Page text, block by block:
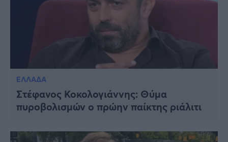
ΕΛΛΑΔΑ
Στέφανος Κοκολογιάννης: Θύμα
πυροβολισμών ο πρώην παίκτης ριάλιτι